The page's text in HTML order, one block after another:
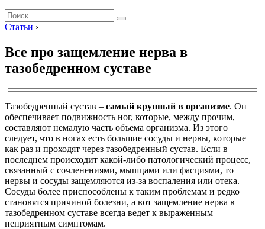
Статьи ›
Все про защемление нерва в
тазобедренном суставе
Тазобедренный сустав – самый крупный в организме. Он
обеспечивает подвижность ног, которые, между прочим,
составляют немалую часть объема организма. Из этого
следует, что в ногах есть большие сосуды и нервы, которые
как раз и проходят через тазобедренный сустав. Если в
последнем происходит какой-либо патологический процесс,
связанный с сочленениями, мышцами или фасциями, то
нервы и сосуды защемляются из-за воспаления или отека.
Сосуды более приспособлены к таким проблемам и редко
становятся причиной болезни, а вот защемление нерва в
тазобедренном суставе всегда ведет к выраженным
неприятным симптомам.